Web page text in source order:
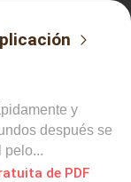
y
después se
pelo...
de PDF